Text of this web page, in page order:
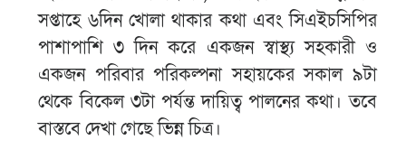
সপ্তাহে ৬দিন খোলা থাকার কথা এবং সিএইচসিপির
পাশাপাশি ৩ দিন করে একজন স্বাস্থ্য সহকারী ও
একজন পরিবার পরিকল্পনা সহায়কের সকাল ৯টা
থেকে বিকেল ৩টা পর্যন্ত দায়িত্ব পালনের কথা। তবে
বাস্তবে দেখা গেছে ভিন্ন চিত্র।